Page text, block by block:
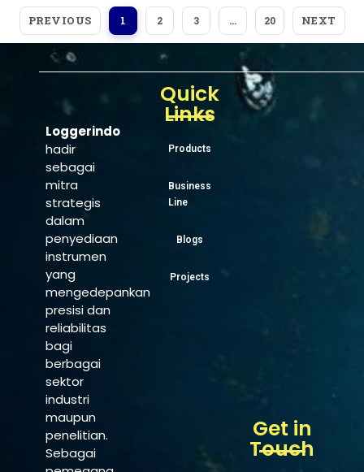
PREVIOUS 1 2 3 … 20 NEXT
Loggerindo
hadir
sebagai
mitra
strategis
dalam
penyediaan
instrumen
yang
mengedepankan
presisi dan
reliabilitas
bagi
berbagai
sektor
industri
maupun
penelitian.
Sebagai
Quick
Links
Products
Business
Line
Blogs
Projects
Get in
Touch